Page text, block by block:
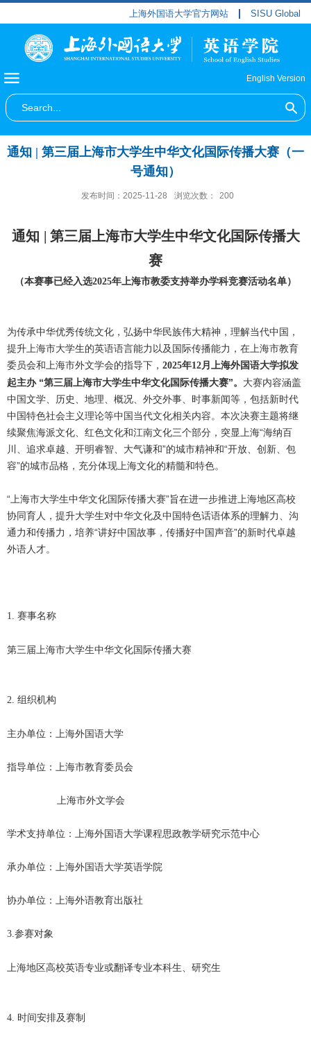
上海外国语大学官方网站 SISU Global
English Version
通知 | 第三届上海市大学生中华文化国际传播大赛（一
号通知）
发布时间：2025-11-28 浏览次数： 200
通知 | 第三届上海市大学生中华文化国际传播大
赛
（本赛事已经入选2025年上海市教委支持举办学科竞赛活动名单）
为传承中华优秀传统文化，弘扬中华民族伟大精神，理解当代中国，
提升上海市大学生的英语语言能力以及国际传播能力，在上海市教育
委员会和上海市外文学会的指导下， 2025年12月上海外国语大学拟发
起主办 “第三届上海市大学生中华文化国际传播大赛”。 大赛内容涵盖
中国文学、历史、地理、概况、外交外事、时事新闻等，包括新时代
中国特色社会主义理论等中国当代文化相关内容。本次决赛主题将继
续聚焦海派文化、红色文化和江南文化三个部分，突显上海“海纳百
川、追求卓越、开明睿智、大气谦和”的城市精神和“开放、创新、包
容”的城市品格，充分体现上海文化的精髓和特色。
“上海市大学生中华文化国际传播大赛”旨在进一步推进上海地区高校
协同育人，提升大学生对中华文化及中国特色话语体系的理解力、沟
通力和传播力，培养“讲好中国故事，传播好中国声音”的新时代卓越
外语人才。
1. 赛事名称
第三届上海市大学生中华文化国际传播大赛
2. 组织机构
主办单位：上海外国语大学
指导单位：上海市教育委员会
上海市外文学会
学术支持单位：上海外国语大学课程思政教学研究示范中心
承办单位：上海外国语大学英语学院
协办单位：上海外语教育出版社
3.参赛对象
上海地区高校英语专业或翻译专业本科生、研究生
4. 时间安排及赛制